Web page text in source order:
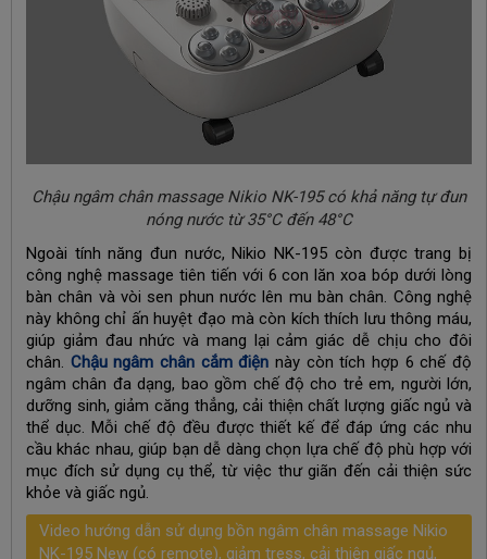
Chậu ngâm chân massage Nikio NK-195 có khả năng tự đun
nóng nước từ 35°C đến 48°C
Ngoài tính năng đun nước, Nikio NK-195 còn được trang bị
công nghệ massage tiên tiến với 6 con lăn xoa bóp dưới lòng
bàn chân và vòi sen phun nước lên mu bàn chân. Công nghệ
này không chỉ ấn huyệt đạo mà còn kích thích lưu thông máu,
giúp giảm đau nhức và mang lại cảm giác dễ chịu cho đôi
chân. Chậu ngâm chân cắm điện này còn tích hợp 6 chế độ
ngâm chân đa dạng, bao gồm chế độ cho trẻ em, người lớn,
dưỡng sinh, giảm căng thẳng, cải thiện chất lượng giấc ngủ và
thể dục. Mỗi chế độ đều được thiết kế để đáp ứng các nhu
cầu khác nhau, giúp bạn dễ dàng chọn lựa chế độ phù hợp với
mục đích sử dụng cụ thể, từ việc thư giãn đến cải thiện sức
khỏe và giấc ngủ.
Video hướng dẫn sử dụng bồn ngâm chân massage Nikio
NK-195 New (có remote), giảm tress, cải thiện giấc ngủ,